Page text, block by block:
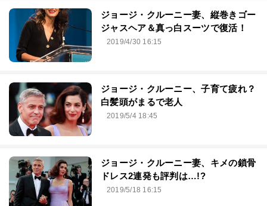
ジョージ・クルーニー妻、縦巻きゴー
ジャスヘア＆真っ白スーツで復活！
2019/4/30 16:15
ジョージ・クルーニー、子育て疲れ？
白髪頭がまるで老人
2019/5/4 18:45
ジョージ・クルーニー妻、キメの鎖骨
ドレス2連発も評判は…!?
2019/5/18 16:15